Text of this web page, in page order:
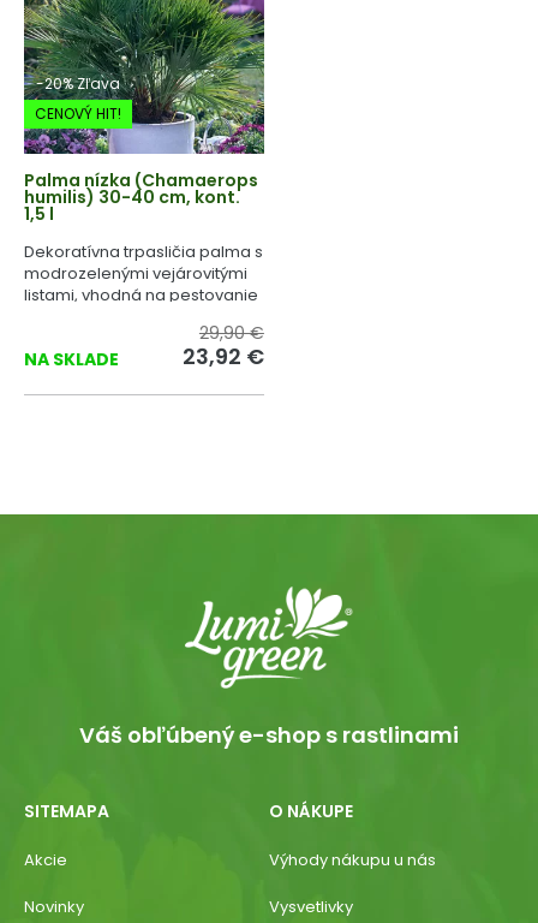
-20% Zľava
CENOVÝ HIT!
Palma nízka (Chamaerops
humilis) 30-40 cm, kont.
1,5 l
Dekoratívna trpasličia palma s
modrozelenými vejárovitými
listami, vhodná na pestovanie
NA SKLADE
29,90 €
23,92 €
Váš obľúbený e-shop s rastlinami
SITEMAPA
Akcie
Novinky
O NÁKUPE
Výhody nákupu u nás
Vysvetlivky